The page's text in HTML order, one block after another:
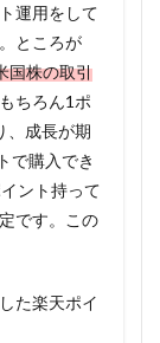
運用をして
ところが
国株の取引
ちろん1ポ
、成長が期
で購入でき
ント持って
です。この
た楽天ポイ